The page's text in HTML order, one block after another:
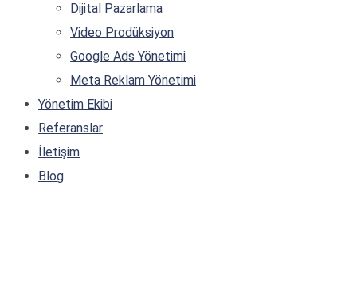
Dijital Pazarlama
Video Prodüksiyon
Google Ads Yönetimi
Meta Reklam Yönetimi
Yönetim Ekibi
Referanslar
İletişim
Blog